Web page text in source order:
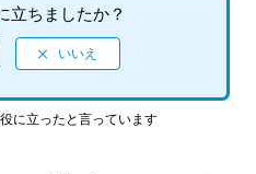
トロフィー、実績機能はあり
立ちましたか？
に立ったと言っています